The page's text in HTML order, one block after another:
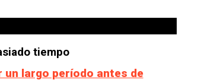
tiempo
largo período antes de